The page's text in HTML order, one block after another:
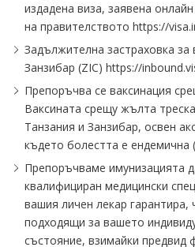
издадена виза, заявена
на правителството
Задължителна застраховка
Занзибар (ZIC)
Препоръчва се ваксинация
Ваксината срещу жълта
Танзания и Занзибар, освен
където болестта е ендемична
Препоръчваме имунизацията
квалифициран медицински
вашия личен лекар гарантира,
подходящи за вашето
състояние, взимайки предвид